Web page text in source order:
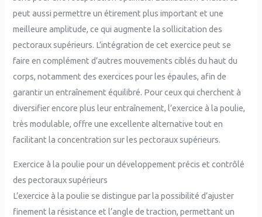
peut aussi permettre un étirement plus important et une
meilleure amplitude, ce qui augmente la sollicitation des
pectoraux supérieurs. L’intégration de cet exercice peut se
faire en complément d’autres mouvements ciblés du haut du
corps, notamment des exercices pour les épaules, afin de
garantir un entraînement équilibré. Pour ceux qui cherchent à
diversifier encore plus leur entraînement, l’exercice à la poulie,
très modulable, offre une excellente alternative tout en
facilitant la concentration sur les pectoraux supérieurs.
Exercice à la poulie pour un développement précis et contrôlé
des pectoraux supérieurs
L’exercice à la poulie se distingue par la possibilité d’ajuster
finement la résistance et l’angle de traction, permettant un